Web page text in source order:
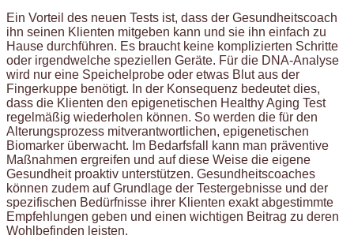
Ein Vorteil des neuen Tests ist, dass der Gesundheitscoach
ihn seinen Klienten mitgeben kann und sie ihn einfach zu
Hause durchführen. Es braucht keine komplizierten Schritte
oder irgendwelche speziellen Geräte. Für die DNA-Analyse
wird nur eine Speichelprobe oder etwas Blut aus der
Fingerkuppe benötigt. In der Konsequenz bedeutet dies,
dass die Klienten den epigenetischen Healthy Aging Test
regelmäßig wiederholen können. So werden die für den
Alterungsprozess mitverantwortlichen, epigenetischen
Biomarker überwacht. Im Bedarfsfall kann man präventive
Maßnahmen ergreifen und auf diese Weise die eigene
Gesundheit proaktiv unterstützen. Gesundheitscoaches
können zudem auf Grundlage der Testergebnisse und der
spezifischen Bedürfnisse ihrer Klienten exakt abgestimmte
Empfehlungen geben und einen wichtigen Beitrag zu deren
Wohlbefinden leisten.